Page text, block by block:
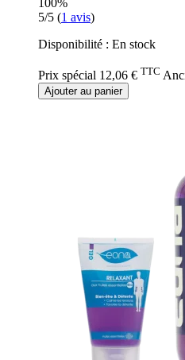
100%
5/5 (1 avis)
Disponibilité : En stock
Prix spécial 12,06 € TTC
Ajouter au panier